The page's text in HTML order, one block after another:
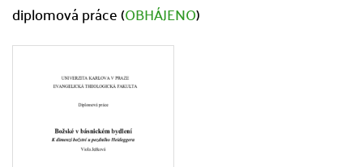
diplomová práce (OBHÁJENO)